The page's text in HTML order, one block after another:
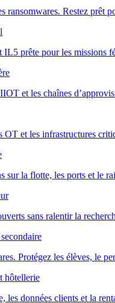
ransomwares. Restez prêt
prête pour les missions
et les chaînes
OT et les infrastructures
sur la flotte, les ports et le
sans ralentir la
Protégez les élèves, le
hôtellerie
les données clients et la